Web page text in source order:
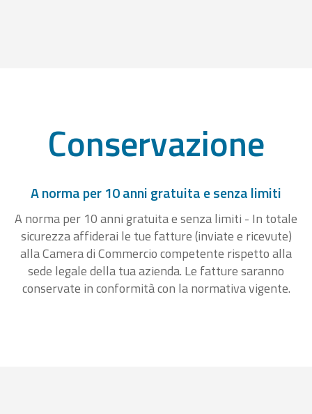
Conservazione
A norma per 10 anni gratuita e senza limiti
A norma per 10 anni gratuita e senza limiti - In totale
sicurezza affiderai le tue fatture (inviate e ricevute)
alla Camera di Commercio competente rispetto alla
sede legale della tua azienda. Le fatture saranno
conservate in conformità con la normativa vigente.